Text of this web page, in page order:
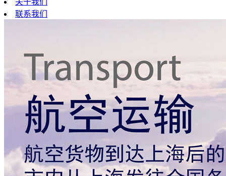
关于我们
联系我们